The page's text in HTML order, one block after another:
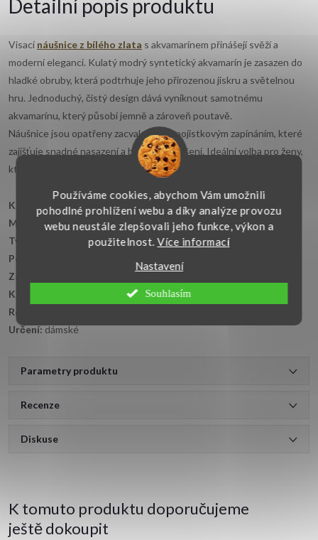
Používáme cookies, abychom Vám umožnili
pohodlné prohlížení webu a díky analýze provozu
webu neustále zlepšovali jeho funkce, výkon a
použitelnost.Více informací
Nastavení
Souhlasím
Detailní popis produktu
Visací náušnice z bílého zlata s akvamarínem přinášejí svěží a
moderní eleganci. Kulatý modrý syntetický akvamarín je zasazen do
hladké obruby, která podtrhuje jeho přirozenou jiskru a světelnou
hru. Jednoduchý, čistý design dává vyniknout samotnému
akvamarínu, který působí jemně a zároveň poutavě.
Náušnice jsou opatřeny zacvakávacím pojistkovým zapínáním, které
zajišťuje snadné nasazení a bezpečné nošení. Ideální volba pro ženy,
které hledají výraznější, ale stále nadčasový šperk.
Klíčové vlastnosti:
Materiál:bílé zlato 14kt. 585/1000
Tvar:
kulatý, visací
Povrchová úprava:
Zapínání:
Kámen:
syntetický akvamarín - 10 mm
Rozměr šperku:
Určení: dámské
Parametry produktu
Recenze
Diskuse
K tomuto produktu doporučujeme
ještě dokoupit